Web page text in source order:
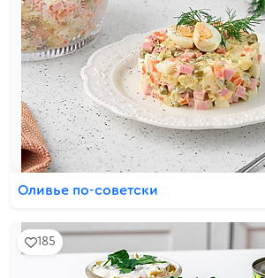
Оливье по-советски
185